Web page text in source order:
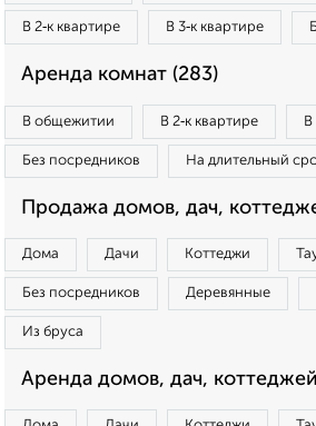
В 2‑к квартире В 3‑к квартире
Аренда комнат (283)
В общежитии В 2‑к квартире В
Без посредников На длительный
Продажа домов, дач,
Дома Дачи Коттеджи
Без посредников Деревянные
Из бруса
Аренда домов, дач,